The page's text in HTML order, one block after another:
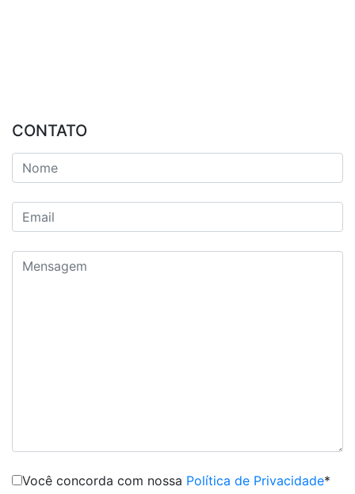
CONTATO
Você concorda com nossa Política de Privacidade*